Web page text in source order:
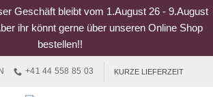
Geschäft bleibt vom 1.August 26 - 9.August
ihr könnt gerne über unseren Online Shop
bestellen!!
+41 44 558 85 03 KURZE LIEFERZEIT